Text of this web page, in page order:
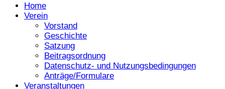
Home
Verein
Vorstand
Geschichte
Satzung
Beitragsordnung
Datenschutz- und Nutzungsbedingungen
Anträge/Formulare
Veranstaltungen